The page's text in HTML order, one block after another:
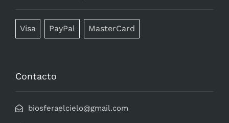
Visa PayPal MasterCard
Contacto
biosferaelcielo@gmail.com